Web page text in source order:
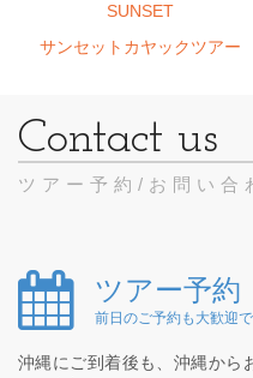
SUNSET
サンセットカヤックツアー
ツアー予約/お問い合
ツアー予約
前日のご予約も大歓迎
沖縄にご到着後も、沖縄から